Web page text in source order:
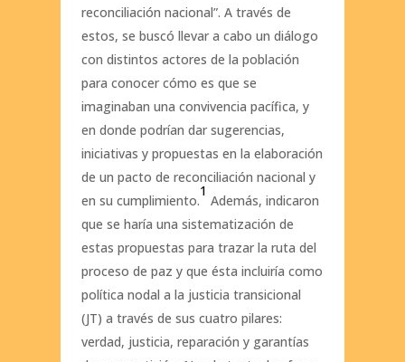
reconciliación nacional”. A través de
estos, se buscó llevar a cabo un diálogo
con distintos actores de la población
para conocer cómo es que se
imaginaban una convivencia pacífica, y
en donde podrían dar sugerencias,
iniciativas y propuestas en la elaboración
de un pacto de reconciliación nacional y
en su cumplimiento.
1
Además, indicaron
que se haría una sistematización de
estas propuestas para trazar la ruta del
proceso de paz y que ésta incluiría como
política nodal a la justicia transicional
(JT) a través de sus cuatro pilares:
verdad, justicia, reparación y garantías